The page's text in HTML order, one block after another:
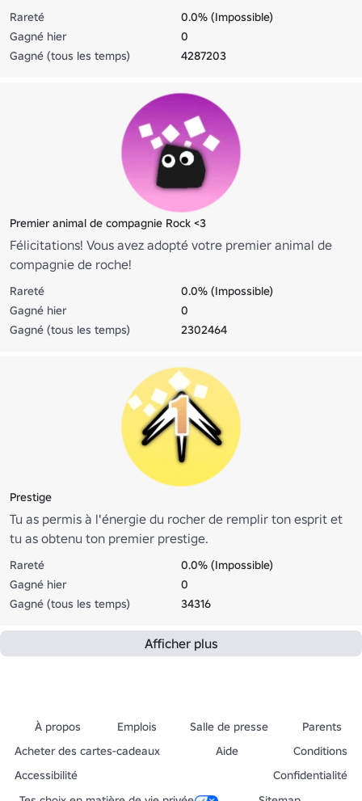
pour vos animaux de compagnie lors de la libération
complète.
Rareté
0.0% (Impossible)
Gagné hier
0
Gagné (tous les temps)
4287203
Premier animal de compagnie Rock <3
Félicitations! Vous avez adopté votre premier animal de
compagnie de roche!
Rareté
0.0% (Impossible)
Gagné hier
0
Gagné (tous les temps)
2302464
Prestige
Tu as permis à l'énergie du rocher de remplir ton esprit et
tu as obtenu ton premier prestige.
Rareté
0.0% (Impossible)
Gagné hier
0
Gagné (tous les temps)
34316
Afficher plus
À propos Emplois Salle de presse
Parents
Acheter des cartes-cadeaux
Aide
Conditions
Accessibilité
Confidentialité